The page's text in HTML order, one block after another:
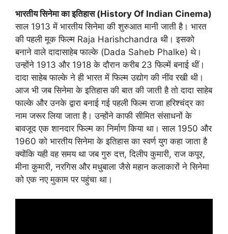
भारतीय सिनेमा का इतिहास (History Of Indian Cinema)
साल 1913 में भारतीय सिनेमा की शुरुआत मानी जाती है। भारत
की पहली मूक फिल्म Raja Harishchandra थी। इसको
बनाने वाले दादासाहेब फाल्के (Dada Saheb Phalke) थे।
उन्होंने 1913 और 1918 के दौरान करीब 23 फिल्में बनाई थीं।
दादा साहेब फाल्के ने ही भारत में फिल्म उद्योग की नींव रखी थी।
आज भी जब सिनेमा के इतिहास की बात की जाती है तो दादा साहेब
फाल्के और उनके द्वारा बनाई गई पहली फिल्म राजा हरिश्चंद्र का
नाम जरूर लिया जाता है। उन्होंने काफी सीमित संसाधनों के
बावजूद एक शानदार फिल्म का निर्माण किया था। साल 1950 और
1960 को भारतीय सिनेमा के इतिहास का स्वर्ण युग कहा जाता है
क्योंकि यही वह समय था जब गुरु दत्त, दिलीप कुमारी, राज कपूर,
मीना कुमारी, नरगिस और मधुबाला जैसे महान कलाकारों ने सिनेमा
को एक नए मुकाम पर पहुंचा था।